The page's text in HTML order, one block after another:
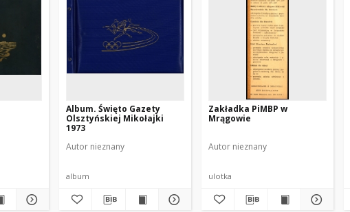
Album. Święto Gazety
Olsztyńskiej Mikołajki
1973
Autor nieznany
album
Zakładka PiMBP w
Mrągowie
Autor nieznany
ulotka